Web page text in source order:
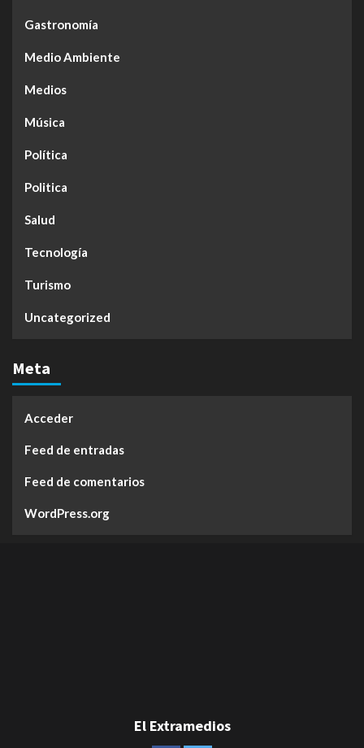
Gastronomía
Medio Ambiente
Medios
Música
Política
Politica
Salud
Tecnología
Turismo
Uncategorized
Meta
Acceder
Feed de entradas
Feed de comentarios
WordPress.org
El Extramedios